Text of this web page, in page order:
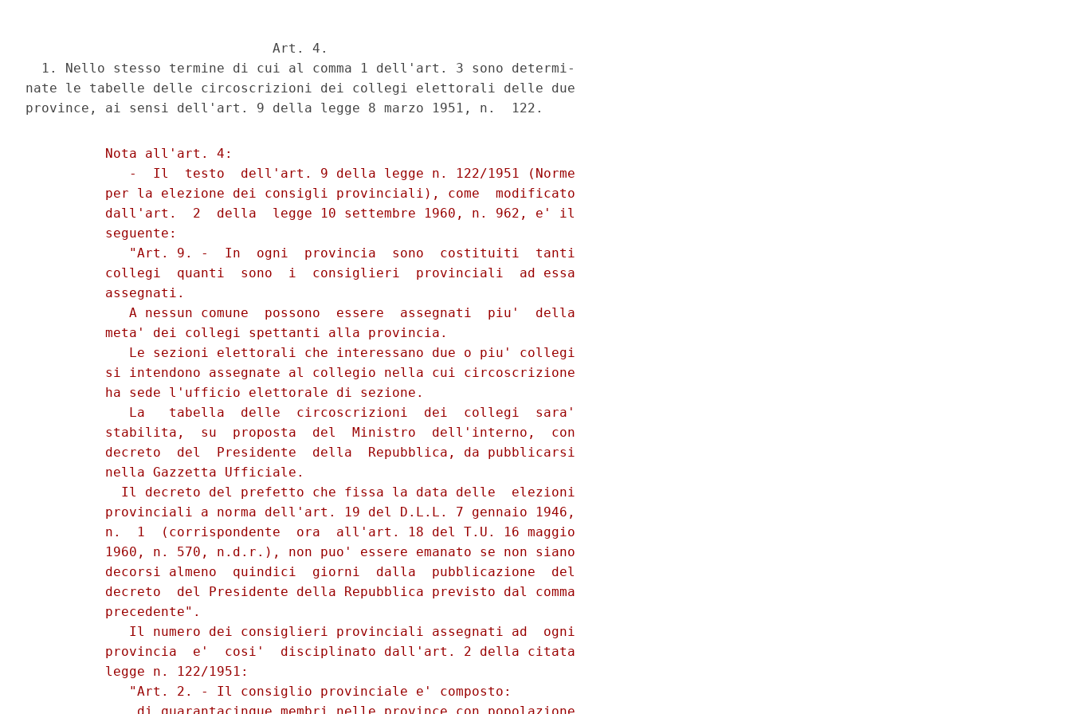
                               Art. 4.
  1. Nello stesso termine di cui al comma 1 dell'art. 3 sono determi-
nate le tabelle delle circoscrizioni dei collegi elettorali delle due
          Nota all'art. 4:
             -  Il  testo  dell'art. 9 della legge n. 122/1951 (Norme
          per la elezione dei consigli provinciali), come  modificato
          dall'art.  2  della  legge 10 settembre 1960, n. 962, e' il
          seguente:
             "Art. 9. -  In  ogni  provincia  sono  costituiti  tanti
          collegi  quanti  sono  i  consiglieri  provinciali  ad essa
          assegnati.
             A nessun comune  possono  essere  assegnati  piu'  della
          meta' dei collegi spettanti alla provincia.
             Le sezioni elettorali che interessano due o piu' collegi
          si intendono assegnate al collegio nella cui circoscrizione
          ha sede l'ufficio elettorale di sezione.
             La   tabella  delle  circoscrizioni  dei  collegi  sara'
          stabilita,  su  proposta  del  Ministro  dell'interno,  con
          decreto  del  Presidente  della  Repubblica, da pubblicarsi
          nella Gazzetta Ufficiale.
            Il decreto del prefetto che fissa la data delle  elezioni
          provinciali a norma dell'art. 19 del D.L.L. 7 gennaio 1946,
          n.  1  (corrispondente  ora  all'art. 18 del T.U. 16 maggio
          1960, n. 570, n.d.r.), non puo' essere emanato se non siano
          decorsi almeno  quindici  giorni  dalla  pubblicazione  del
          decreto  del Presidente della Repubblica previsto dal comma
          precedente".
             Il numero dei consiglieri provinciali assegnati ad  ogni
          provincia  e'  cosi'  disciplinato dall'art. 2 della citata
          legge n. 122/1951:
             "Art. 2. - Il consiglio provinciale e' composto: